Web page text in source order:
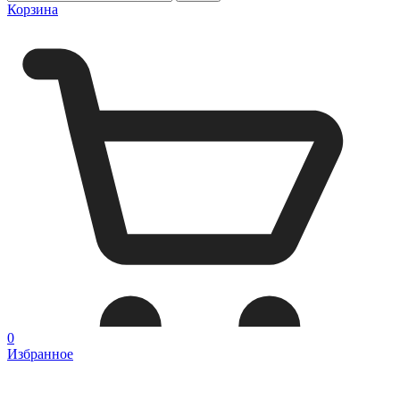
Корзина
0
Избранное